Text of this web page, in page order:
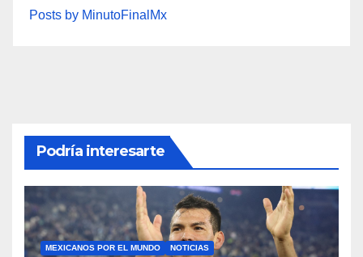
Posts by MinutoFinalMx
Podría interesarte
MEXICANOS POR EL MUNDO NOTICIAS